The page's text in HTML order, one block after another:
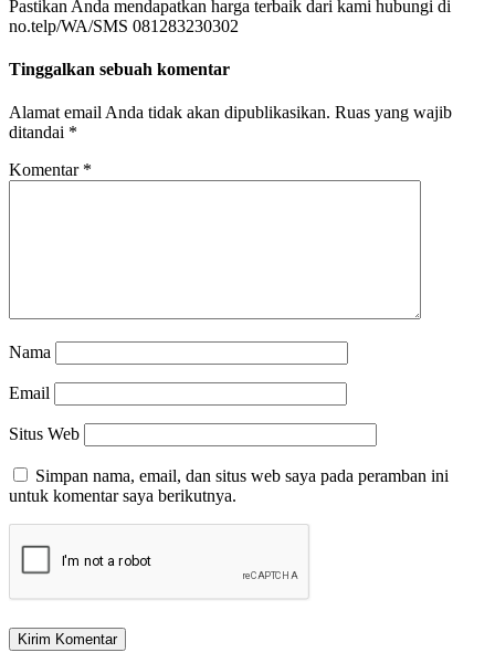
Pastikan Anda mendapatkan harga terbaik dari kami hubungi di
no.telp/WA/SMS 081283230302
Tinggalkan sebuah komentar
Alamat email Anda tidak akan dipublikasikan. Ruas yang wajib
ditandai *
Komentar *
Nama
Email
Situs Web
Simpan nama, email, dan situs web saya pada peramban ini
untuk komentar saya berikutnya.